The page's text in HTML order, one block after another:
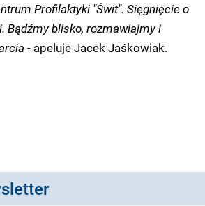
Profilaktyki "Świt". Sięgnięcie o
Bądźmy blisko, rozmawiajmy i
- apeluje Jacek Jaśkowiak.